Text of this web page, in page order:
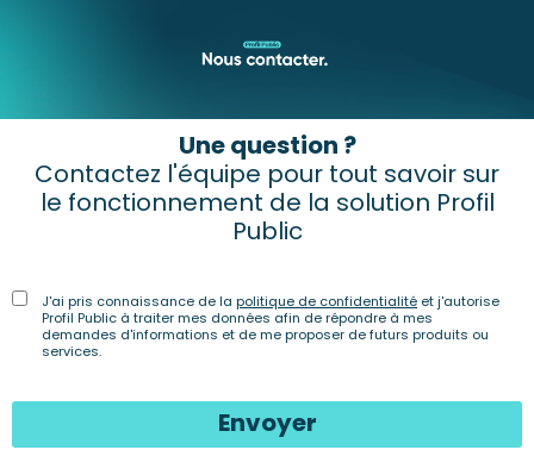
Une question ?
Contactez l'équipe pour tout savoir sur
le fonctionnement de la solution Profil
Public
J'ai pris connaissance de la politique de confidentialité et j'autorise
Profil Public à traiter mes données afin de répondre à mes
demandes d'informations et de me proposer de futurs produits ou
services.
Envoyer